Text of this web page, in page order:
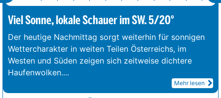
Viel Sonne, lokale Schauer im SW. 5/20°
Der heutige Nachmittag sorgt weiterhin für sonnigen
Wettercharakter in weiten Teilen Österreichs, im
Westen und Süden zeigen sich zeitweise dichtere
Haufenwolken....
Mehr lesen